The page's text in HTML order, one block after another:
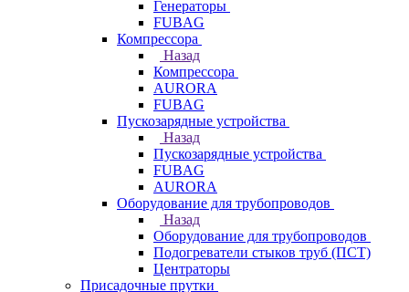
Генераторы
FUBAG
Компрессора
Назад
Компрессора
AURORA
FUBAG
Пускозарядные устройства
Назад
Пускозарядные устройства
FUBAG
AURORA
Оборудование для трубопроводов
Назад
Оборудование для трубопроводов
Подогреватели стыков труб (ПСТ)
Центраторы
Присадочные прутки